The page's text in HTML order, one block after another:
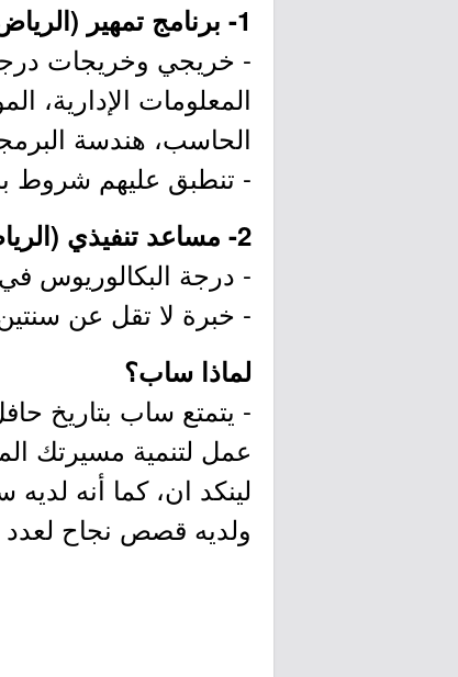
1- برنامج تمهير (الرياض، جدة، الخبر):
- خريجي وخريجات درجة
المعلومات الإدارية،
الحاسب، هندسة
- تنطبق عليهم شروط
2- مساعد تنفيذي (الرياض):
- درجة
- خبرة لا تقل عن
لماذا ساب؟
عمل لتنمية مسيرتك
لينكد ان، كما أنه
ولديه قصص نجاح لعدد